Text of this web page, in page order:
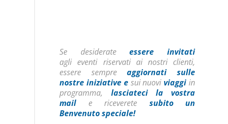
Se desiderateessere invitati
agli eventi riservati ai nostri clienti,
essere sempreaggiornati sulle
nostre iniziative esui nuoviviaggi in
programma, lasciateci la vostra
mail e riceverete subito un
Benvenuto speciale!